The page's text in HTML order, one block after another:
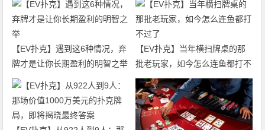
【EV扑克】遇到这6种情况，弃
牌才是让你长期盈利的明智之举
【EV扑克】当年横扫牌桌的那
批老玩家，如今怎么连鱼都打不
过了